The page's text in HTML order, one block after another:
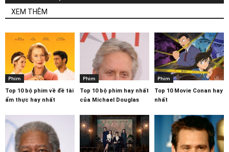
XEM THÊM
Phim
Top 10 bộ phim về đề tài
ẩm thực hay nhất
Phim
Top 10 bộ phim hay nhất
của Michael Douglas
Phim
Top 10 Movie Conan hay
nhất